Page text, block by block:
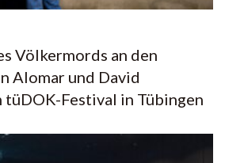
Völkermords an den
Alomar und David
Festival in Tübingen